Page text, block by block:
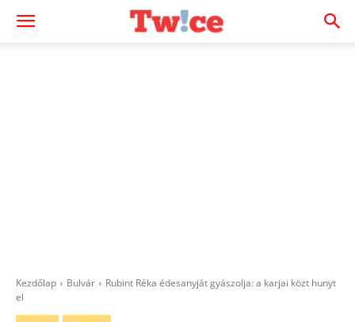
Kezdőlap Bulvár
Rubint Réka édesanyját gyászolja: a karjai közt hunyt
el